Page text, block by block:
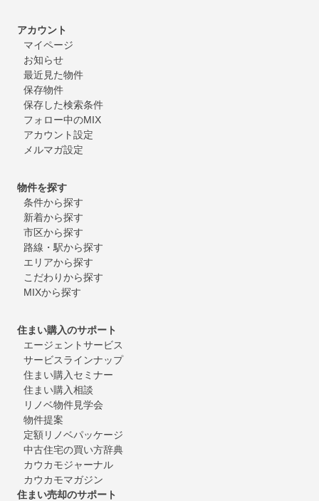
アカウント
マイページ
お知らせ
最近見た物件
保存物件
保存した検索条件
フォロー中のMIX
アカウント設定
メルマガ設定
物件を探す
条件から探す
新着から探す
市区から探す
路線・駅から探す
エリアから探す
こだわりから探す
MIXから探す
住まい購入のサポート
エージェントサービス
サービスラインナップ
住まい購入セミナー
住まい購入相談
リノベ物件見学会
物件提案
定額リノベパッケージ
中古住宅の買い方辞典
カウカモジャーナル
カウカモマガジン
住まい売却のサポート